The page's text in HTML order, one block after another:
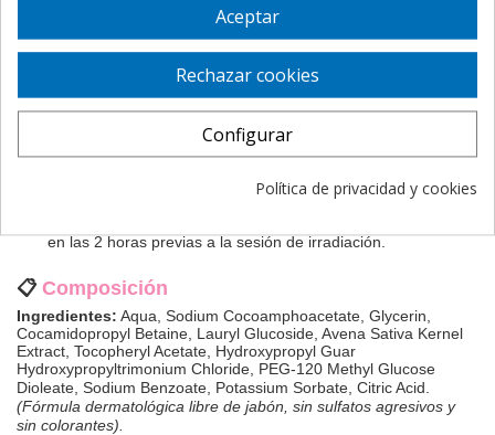
Humedecer la piel de todo el cuerpo con agua templada
(evitar temperaturas muy elevadas).
Aplicar una pequeña cantidad deSativa Syndetsobre la
palma de la mano.
Extender con suavidad sobre la piel realizando un ligerísimo
masaje hasta generar una espuma ligera (evitar el uso de
Dejar actuar durante 1 o 2 minutos
Aclarar con abundante agua de forma cuidadosa y secar la
piel a toques suaves con una toalla de algodón.
en las 2 horas previas a la sesión de irradiación.
📋 Composición
Ingredientes: Aqua, Sodium Cocoamphoacetate, Glycerin,
Cocamidopropyl Betaine, Lauryl Glucoside, Avena Sativa Kernel
Extract, Tocopheryl Acetate, Hydroxypropyl Guar
Hydroxypropyltrimonium Chloride, PEG-120 Methyl Glucose
Dioleate, Sodium Benzoate, Potassium Sorbate, Citric Acid.
(Fórmula dermatológica libre de jabón, sin sulfatos agresivos y
sin colorantes).
Aceptar
Rechazar cookies
Configurar
Política de privacidad y cookies